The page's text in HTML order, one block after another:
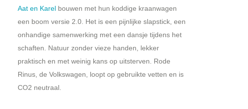
Aat en Karel bouwen met hun koddige kraanwagen
een boom versie 2.0. Het is een pijnlijke slapstick, een
onhandige samenwerking met een dansje tijdens het
schaften. Natuur zonder vieze handen, lekker
praktisch en met weinig kans op uitsterven. Rode
Rinus, de Volkswagen, loopt op gebruikte vetten en is
CO2 neutraal.